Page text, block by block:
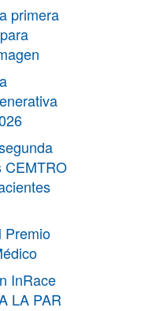
primera
CEMTRO
Premio
InRace
LA PAR